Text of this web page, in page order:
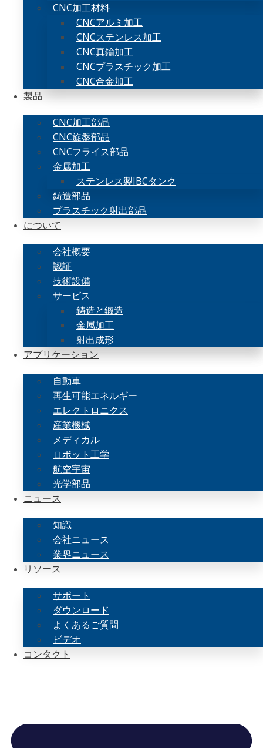
CNC加工材料
CNCアルミ加工
CNCステンレス加工
CNC真鍮加工
CNCプラスチック加工
CNC合金加工
製品
CNC加工部品
CNC旋盤部品
CNCフライス部品
金属加工
ステンレス製IBCタンク
鋳造部品
プラスチック射出部品
について
会社概要
認証
技術設備
サービス
鋳造と鍛造
金属加工
射出成形
アプリケーション
自動車
再生可能エネルギー
エレクトロニクス
産業機械
メディカル
ロボット工学
航空宇宙
光学部品
ニュース
知識
会社ニュース
業界ニュース
リソース
サポート
ダウンロード
よくあるご質問
ビデオ
コンタクト